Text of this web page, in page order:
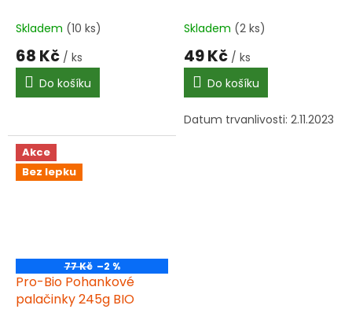
Skladem (10 ks)
68 Kč / ks
Do košíku
Skladem (2 ks)
49 Kč / ks
Do košíku
Datum trvanlivosti: 2.11.2023
Akce
Bez lepku
77 Kč –2 %
Pro-Bio Pohankové
palačinky 245g BIO